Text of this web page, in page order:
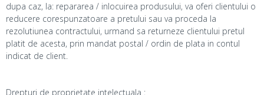
dupa caz, la: repararea / inlocuirea produsului, va oferi clientului o
reducere corespunzatoare a pretului sau va proceda la
rezolutiunea contractului, urmand sa returneze clientului pretul
platit de acesta, prin mandat postal / ordin de plata in contul
indicat de client.
Drepturi de proprietate intelectuala :